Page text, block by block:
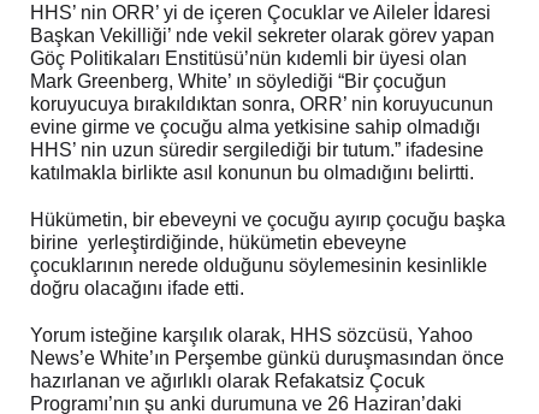
HHS’ nin ORR’ yi de içeren Çocuklar ve Aileler İdaresi
Başkan Vekilliği’ nde vekil sekreter olarak görev yapan
Göç Politikaları Enstitüsü’nün kıdemli bir üyesi olan
Mark Greenberg, White’ ın söylediği “Bir çocuğun
koruyucuya bırakıldıktan sonra, ORR’ nin koruyucunun
evine girme ve çocuğu alma yetkisine sahip olmadığı
HHS’ nin uzun süredir sergilediği bir tutum.” ifadesine
katılmakla birlikte asıl konunun bu olmadığını belirtti.
Hükümetin, bir ebeveyni ve çocuğu ayırıp çocuğu başka
birine yerleştirdiğinde, hükümetin ebeveyne
çocuklarının nerede olduğunu söylemesinin kesinlikle
doğru olacağını ifade etti.
Yorum isteğine karşılık olarak, HHS sözcüsü, Yahoo
News’e White’ın Perşembe günkü duruşmasından önce
hazırlanan ve ağırlıklı olarak Refakatsiz Çocuk
Programı’nın şu anki durumuna ve 26 Haziran’daki